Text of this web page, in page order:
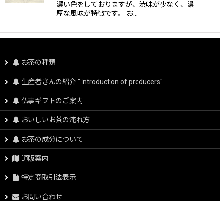
濃い色をしておりますが、渋味が少なく、濃
厚な風味が特徴です。 お…
お茶の種類
生産者さんの紹介 " Introduction of producers"
仏事ギフトのご案内
おいしいお茶の淹れ方
お茶の成分について
通販案内
特定商取引法表示
お問い合わせ